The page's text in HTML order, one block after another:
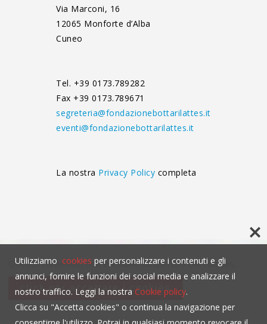
Via Marconi, 16
12065 Monforte d’Alba
Cuneo
Tel. +39 0173.789282
Fax +39 0173.789671
segreteria@fondazionebottarilattes.it
eventi@fondazionebottarilattes.it
La nostra Privacy Policy completa
Questo contenuto non è visibile senza l'uso dei cookies.
click per accettare i cookies
Utilizziamo cookies per personalizzare i contenuti e gli
annunci, fornire le funzioni dei social media e analizzare il
nostro traffico. Leggi la nostra Cookie policy.
Clicca su "Accetta cookies" o continua la navigazione per